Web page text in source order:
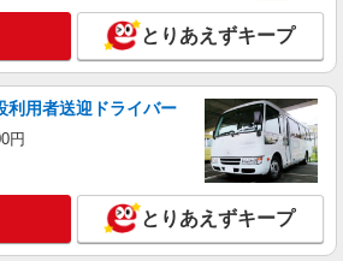
とりあえずキープ
利用者送迎ドライバー
円
とりあえずキープ